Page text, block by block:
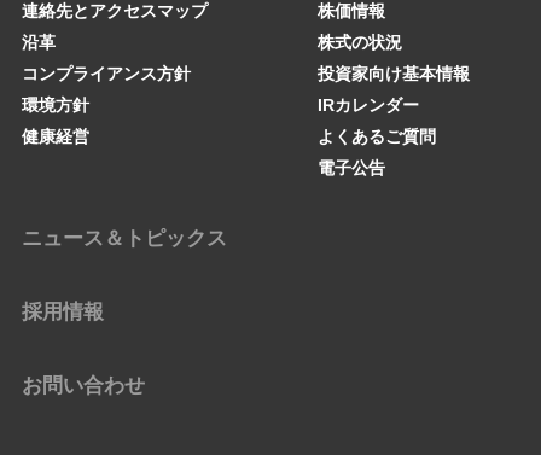
連絡先とアクセスマップ
沿革
コンプライアンス方針
環境方針
健康経営
株価情報
株式の状況
投資家向け基本情報
IRカレンダー
よくあるご質問
電子公告
ニュース＆トピックス
採用情報
お問い合わせ